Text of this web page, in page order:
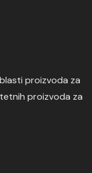
proizvoda za
proizvoda za